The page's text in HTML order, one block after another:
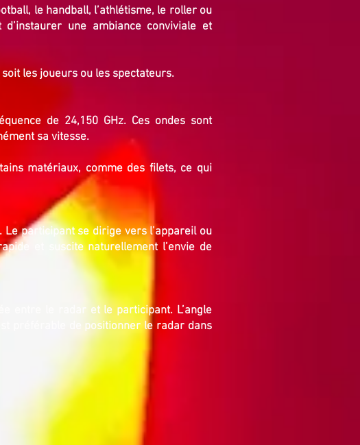
le handball, l’athlétisme, le roller ou
une ambiance conviviale et
les joueurs ou les spectateurs.
de 24,150 GHz. Ces ondes sont
sa vitesse.
matériaux, comme des filets, ce qui
participant se dirige vers l’appareil ou
et suscite naturellement l’envie de
entre le radar et le participant. L’angle
préférable de positionner le radar dans